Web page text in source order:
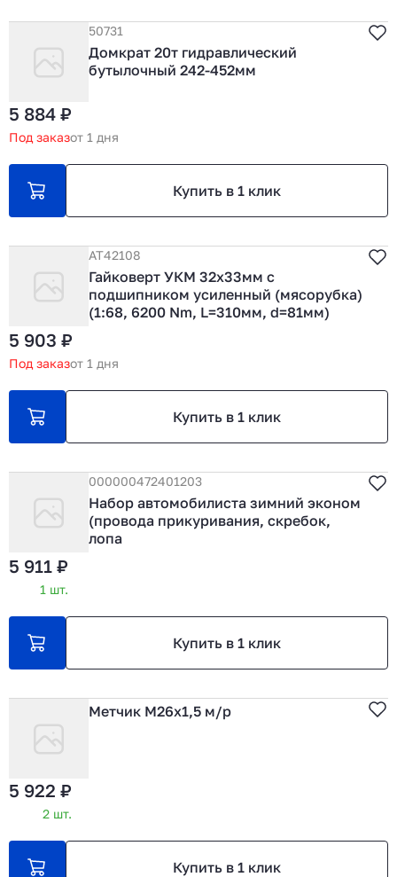
50731
Домкрат 20т гидравлический
бутылочный 242-452мм
5 884 ₽
Под заказот 1 дня
Купить в 1 клик
АТ42108
Гайковерт УКМ 32х33мм с
подшипником усиленный (мясорубка)
(1:68, 6200 Nm, L=310мм, d=81мм)
5 903 ₽
Под заказот 1 дня
Купить в 1 клик
000000472401203
Набор автомобилиста зимний эконом
(провода прикуривания, скребок,
лопа
5 911 ₽
1 шт.
Купить в 1 клик
Метчик М26х1,5 м/р
5 922 ₽
2 шт.
Купить в 1 клик